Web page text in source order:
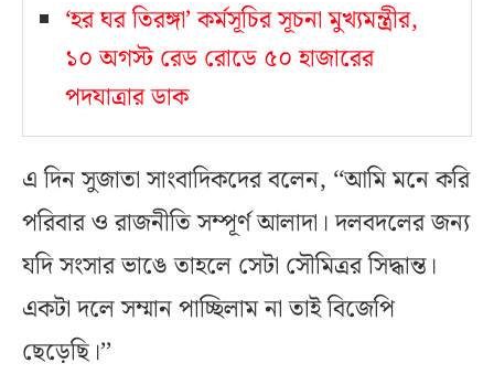
‘হর ঘর তিরঙ্গা’ কর্মসূচির সূচনা মুখ্যমন্ত্রীর,
১০ অগস্ট রেড রোডে ৫০ হাজারের
পদযাত্রার ডাক
এ দিন সুজাতা সাংবাদিকদের বলেন, ‘‘আমি মনে করি
পরিবার ও রাজনীতি সম্পূর্ণ আলাদা। দলবদলের জন্য
যদি সংসার ভাঙে তাহলে সেটা সৌমিত্রর সিদ্ধান্ত।
একটা দলে সম্মান পাচ্ছিলাম না তাই বিজেপি
ছেড়েছি।’’